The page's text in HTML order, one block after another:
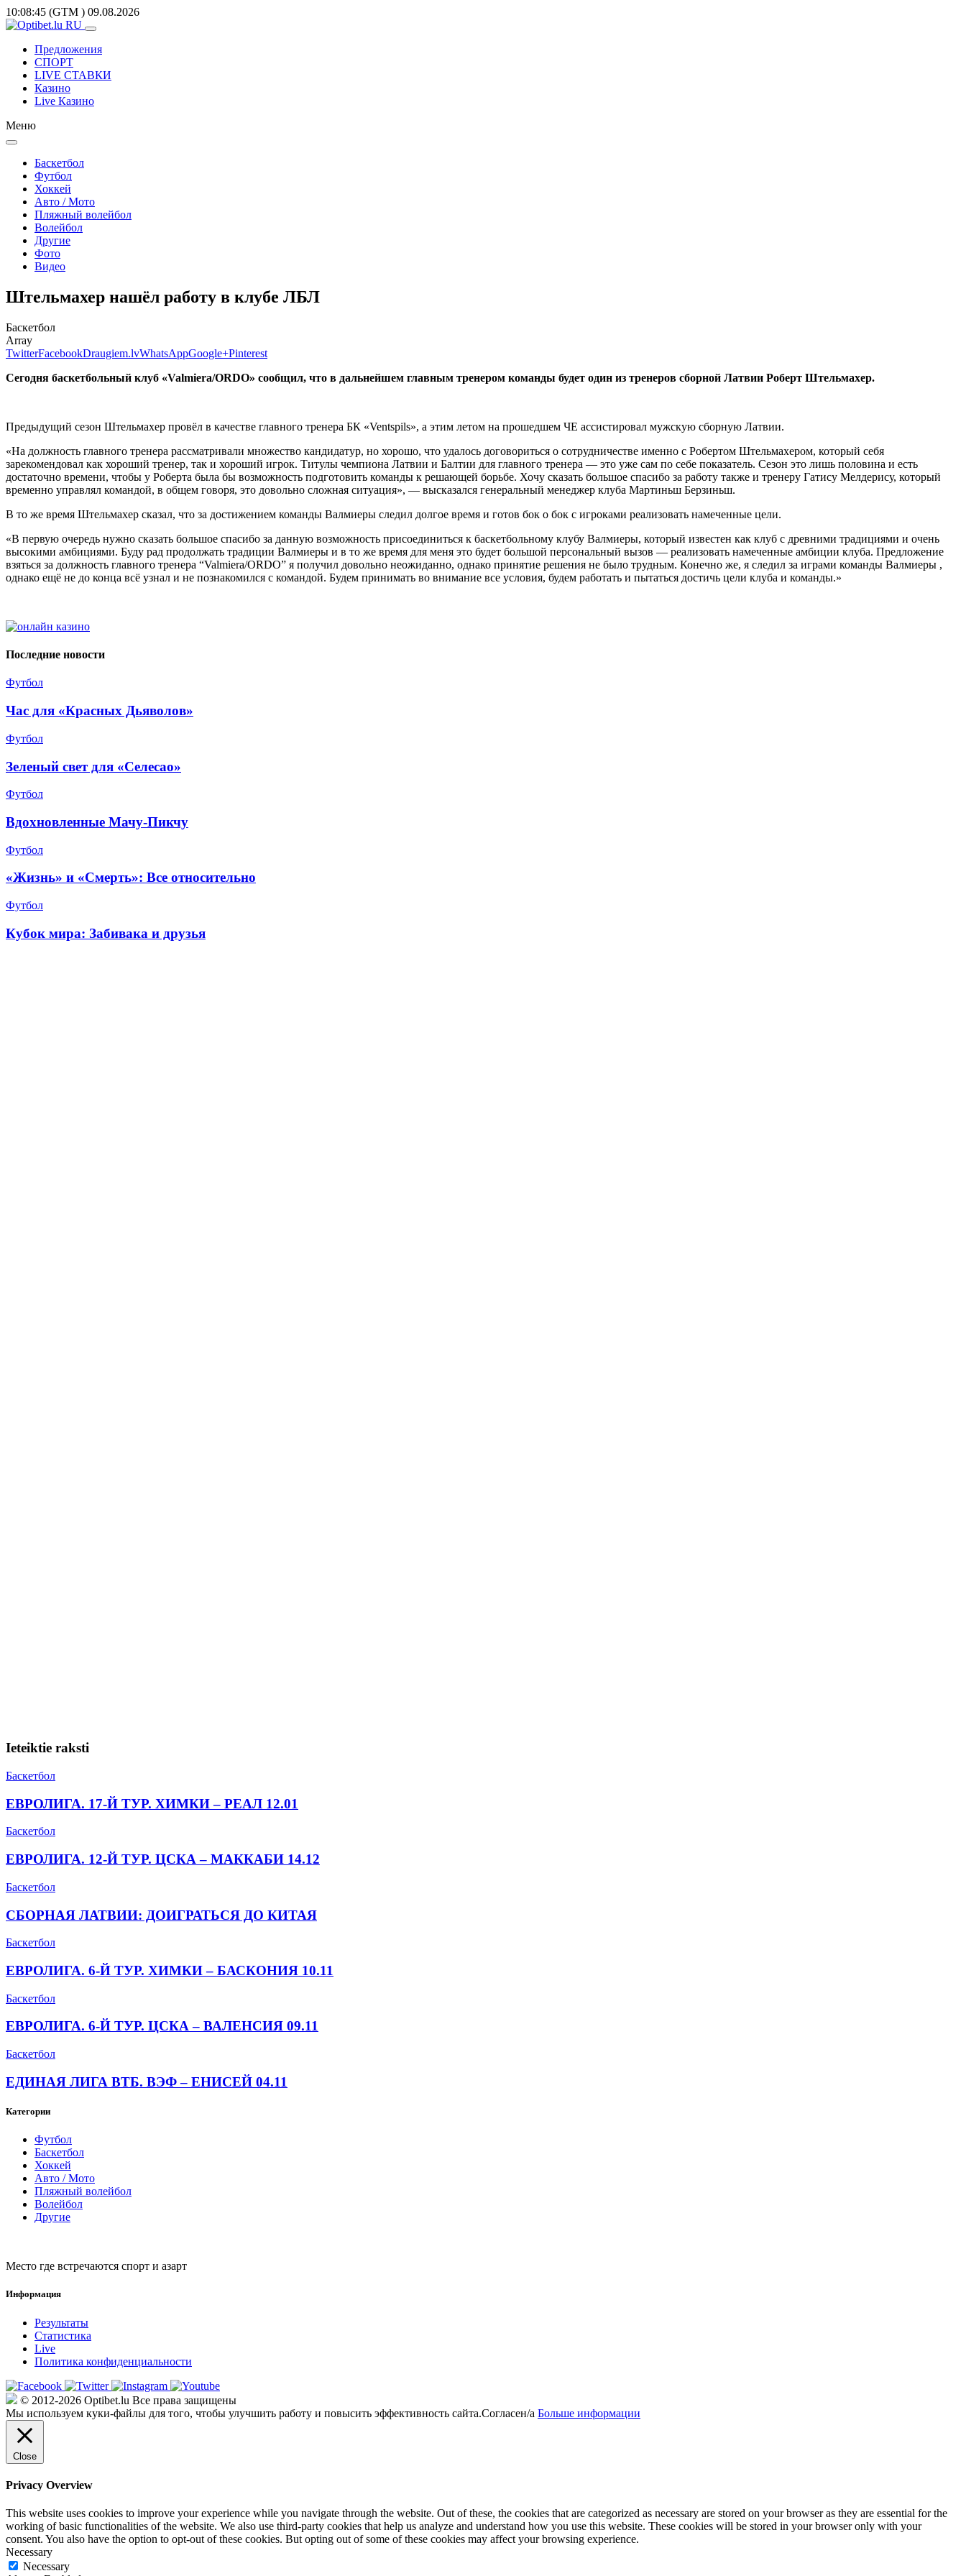
10:08:45 (GTM ) 09.08.2026
Предложения
СПОРТ
LIVE СТАВКИ
Казино
Live Казино
Меню
Баскетбол
Футбол
Хоккей
Авто / Мото
Пляжный волейбол
Волейбол
Другие
Фото
Видео
Штельмахер нашёл работу в клубе ЛБЛ
Баскетбол
Array
TwitterFacebookDraugiem.lvWhatsAppGoogle+Pinterest
Сегодня баскетбольный клуб «Valmiera/ORDO» сообщил, что в дальнейшем главным тренером команды будет один из тренеров сборной Латвии Роберт Штельмахер.
Предыдущий сезон Штельмахер провёл в качестве главного тренера БК «Ventspils», а этим летом на прошедшем ЧЕ ассистировал мужскую сборную Латвии.
«На должность главного тренера рассматривали множество кандидатур, но хорошо, что удалось договориться о сотрудничестве именно с Робертом Штельмахером, который себя
зарекомендовал как хороший тренер, так и хороший игрок. Титулы чемпиона Латвии и Балтии для главного тренера — это уже сам по себе показатель. Сезон это лишь половина и есть
достаточно времени, чтобы у Роберта была бы возможность подготовить команды к решающей борьбе. Хочу сказать большое спасибо за работу также и тренеру Гатису Мелдерису, который
временно управлял командой, в общем говоря, это довольно сложная ситуация», — высказался генеральный менеджер клуба Мартиньш Берзиньш.
В то же время Штельмахер сказал, что за достижением команды Валмиеры следил долгое время и готов бок о бок с игроками реализовать намеченные цели.
«В первую очередь нужно сказать большое спасибо за данную возможность присоединиться к баскетбольному клубу Валмиеры, который известен как клуб с древними традициями и очень
высокими амбициями. Буду рад продолжать традиции Валмиеры и в то же время для меня это будет большой персональный вызов — реализовать намеченные амбиции клуба. Предложение
взяться за должность главного тренера “Valmiera/ORDO” я получил довольно неожиданно, однако принятие решения не было трудным. Конечно же, я следил за играми команды Валмиеры ,
однако ещё не до конца всё узнал и не познакомился с командой. Будем принимать во внимание все условия, будем работать и пытаться достичь цели клуба и команды.»
Последние новости
Футбол
Час для «Красных Дьяволов»
Футбол
Зеленый свет для «Селесао»
Футбол
Вдохновленные Мачу-Пикчу
Футбол
«Жизнь» и «Смерть»: Все относительно
Футбол
Кубок мира: Забивака и друзья
Ieteiktie raksti
Баскетбол
ЕВРОЛИГА. 17-Й ТУР. ХИМКИ – РЕАЛ 12.01
Баскетбол
ЕВРОЛИГА. 12-Й ТУР. ЦСКА – МАККАБИ 14.12
Баскетбол
СБОРНАЯ ЛАТВИИ: ДОИГРАТЬСЯ ДО КИТАЯ
Баскетбол
ЕВРОЛИГА. 6-Й ТУР. ХИМКИ – БАСКОНИЯ 10.11
Баскетбол
ЕВРОЛИГА. 6-Й ТУР. ЦСКА – ВАЛЕНСИЯ 09.11
Баскетбол
ЕДИНАЯ ЛИГА ВТБ. ВЭФ – ЕНИСЕЙ 04.11
Категории
Футбол
Баскетбол
Хоккей
Авто / Мото
Пляжный волейбол
Волейбол
Другие
Место где встречаются спорт и азарт
Информация
Результаты
Статистика
Live
Политика конфиденциальности
© 2012-2026 Optibet.lu Все права защищены
Мы используем куки-файлы для того, чтобы улучшить работу и повысить эффективность сайта.Согласен/а Больше информации
Close
Privacy Overview
This website uses cookies to improve your experience while you navigate through the website. Out of these, the cookies that are categorized as necessary are stored on your browser as they are essential for the
working of basic functionalities of the website. We also use third-party cookies that help us analyze and understand how you use this website. These cookies will be stored in your browser only with your
consent. You also have the option to opt-out of these cookies. But opting out of some of these cookies may affect your browsing experience.
Necessary
Necessary